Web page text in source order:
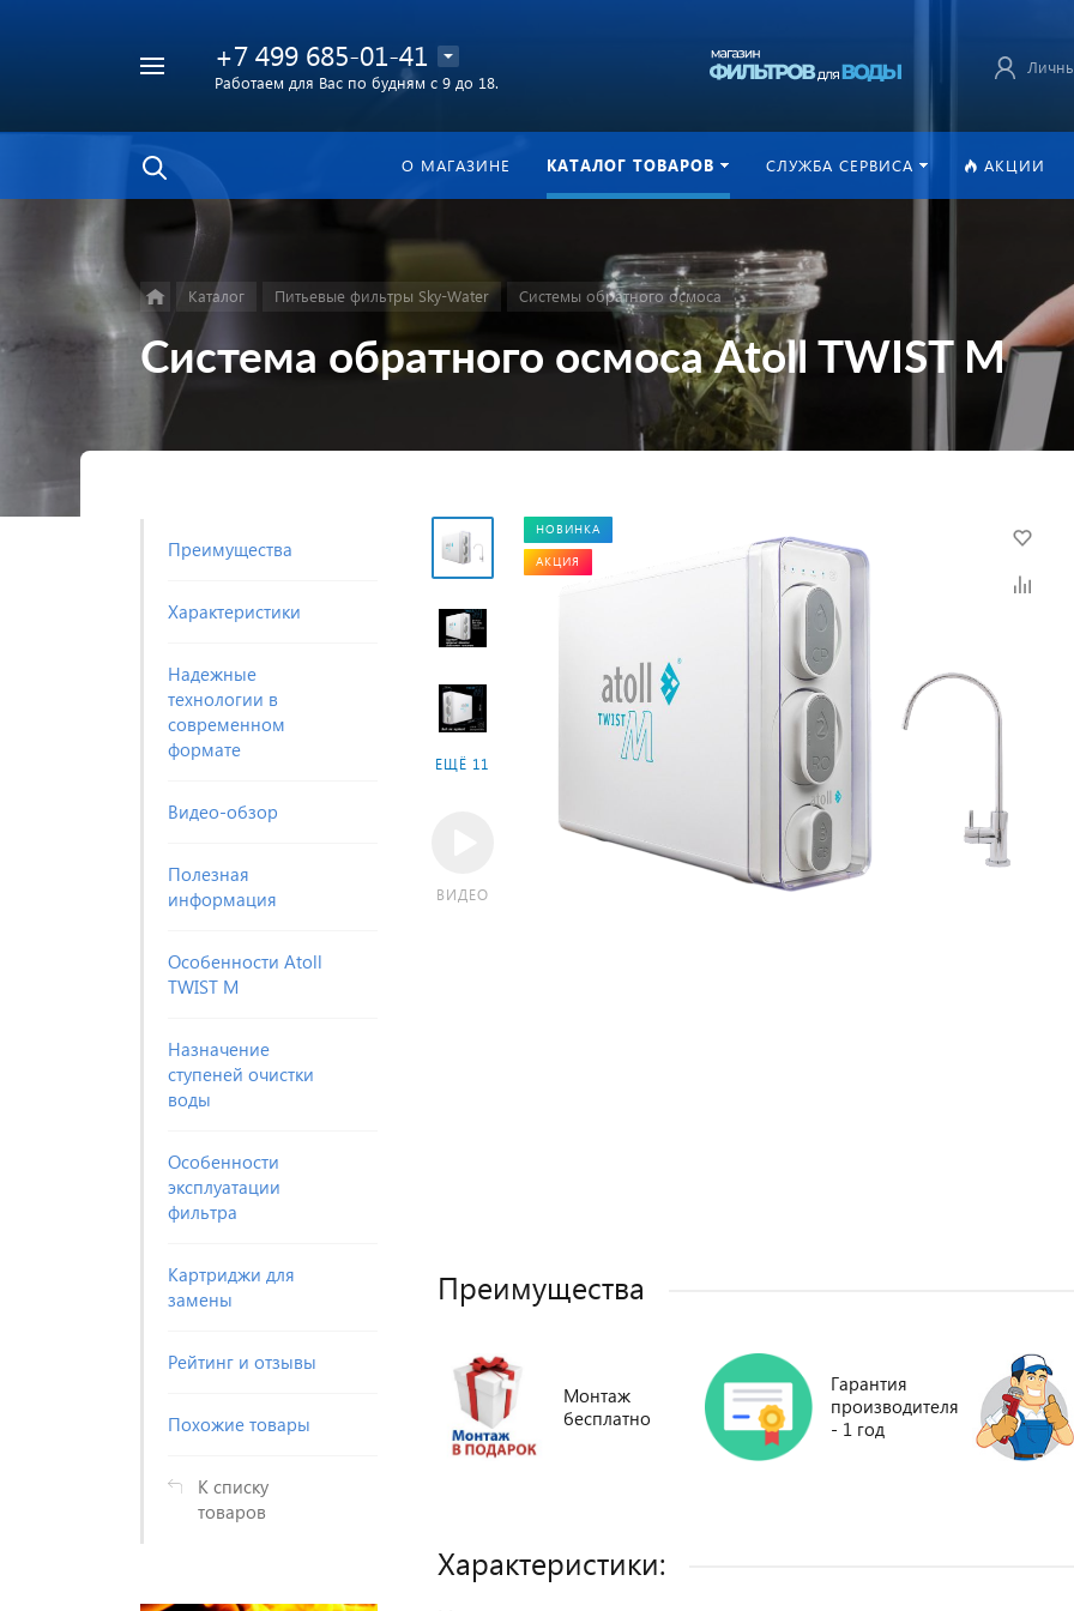
+7 499 685-01-41
Работаем для Вас по будням с 9 до 18.
О МАГАЗИНЕ КАТАЛОГ ТОВАРОВ СЛУЖБА СЕРВИСА АКЦИИ
Каталог Питьевые фильтры Sky-Water Системы обратного осмоса
Система обратного осмоса Atoll TWIST M
Преимущества
Характеристики
Надежные
технологии в
современном
формате
Видео-обзор
Полезная
информация
Особенности Atoll
TWIST M
Назначение
ступеней очистки
воды
Особенности
эксплуатации
фильтра
Картриджи для
замены
Рейтинг и отзывы
Похожие товары
К списку
товаров
ЕЩЁ 11
ВИДЕО
НОВИНКА
АКЦИЯ
Преимущества
Монтаж
бесплатно
Гарантия
производителя
- 1 год
Характеристики: